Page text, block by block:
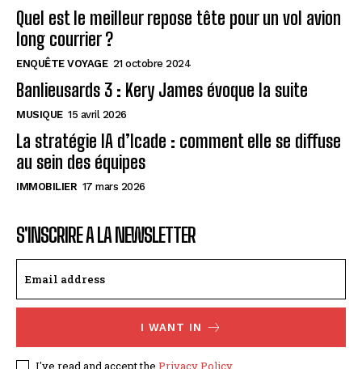
Quel est le meilleur repose tête pour un vol avion
long courrier ?
ENQUÊTE VOYAGE 21 octobre 2024
Banlieusards 3 : Kery James évoque la suite
MUSIQUE 15 avril 2026
La stratégie IA d’Icade : comment elle se diffuse
au sein des équipes
IMMOBILIER 17 mars 2026
S'INSCRIRE A LA NEWSLETTER
I WANT IN
I've read and accept the Privacy Policy.